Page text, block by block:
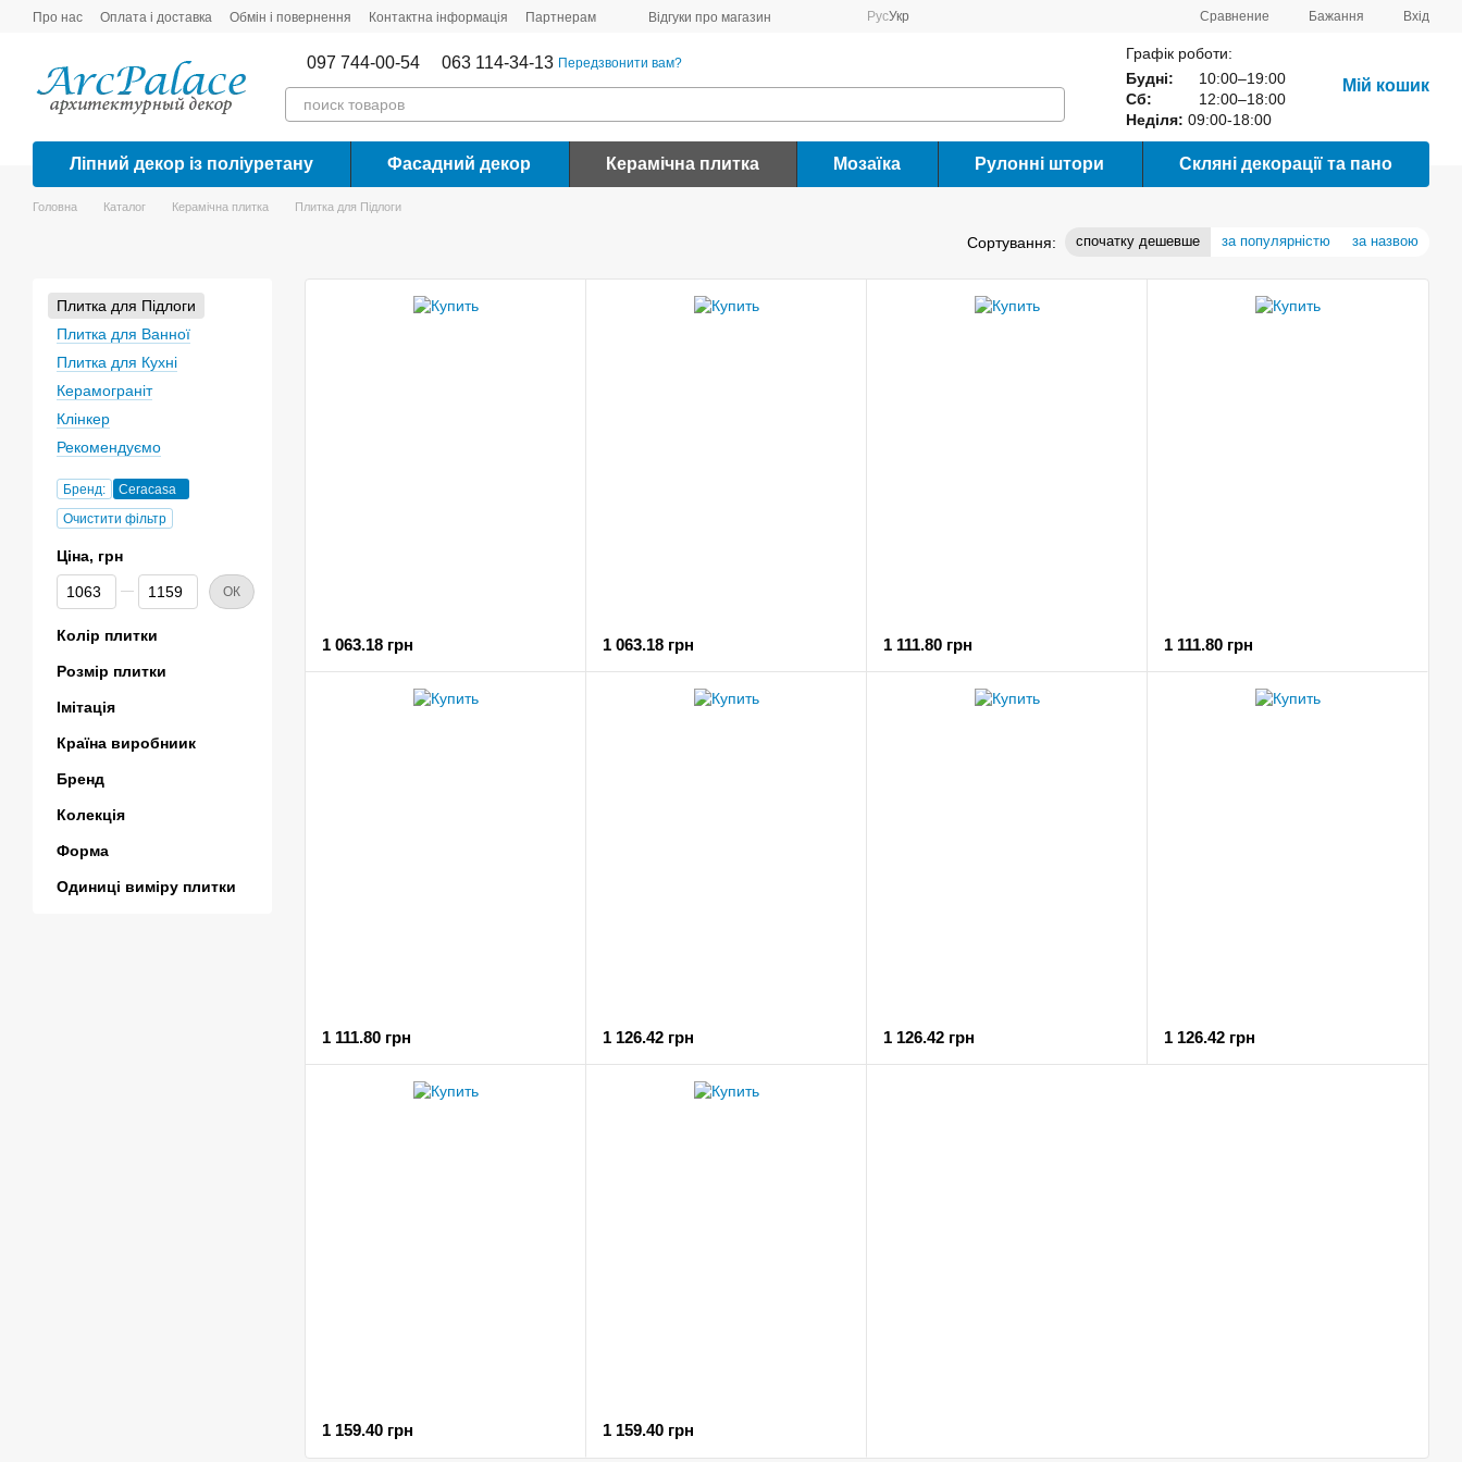
Перейти до основного контенту
Про нас Оплата і доставка Обмін і повернення Контактна інформація Партнерам Відгуки про магазин РусУкр Сравнение Бажання Вхід
097 744-00-54 063 114-34-13 Передзвонити вам?
Графік роботи:
Будні:
10:00–19:00
Сб:
12:00–18:00
Неділя: 09:00-18:00
Мій кошик
Ліпний декор із поліуретану Фасадний декор Керамічна плитка Мозаїка Рулонні штори Скляні декорації та пано
Головна Каталог Керамічна плитка Плитка для Підлоги
Сортування: спочатку дешевше за популярністю за назвою
1 063.18 грн 1 063.18 грн 1 111.80 грн 1 111.80 грн
1 111.80 грн 1 126.42 грн 1 126.42 грн 1 126.42 грн
1 159.40 грн 1 159.40 грн
Плитка для Підлоги
Плитка для Ванної
Плитка для Кухні
Керамограніт
Клінкер
Рекомендуємо
Бренд:
Ceracasa
Очистити фільтр
Ціна, грн
Від Ціна, грн
До Ціна, грн ОК
Колір плитки
Розмір плитки
Імітація
Країна виробниик
Бренд
Колекція
Форма
Одиниці виміру плитки